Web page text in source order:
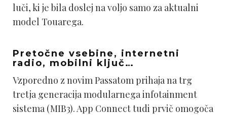
luči, ki je bila doslej na voljo samo za aktualni
model Touarega.
Pretočne vsebine, internetni
radio, mobilni ključ…
Vzporedno z novim Passatom prihaja na trg
tretja generacija modularnega infotainment
sistema (MIB3). App Connect tudi prvič omogoča